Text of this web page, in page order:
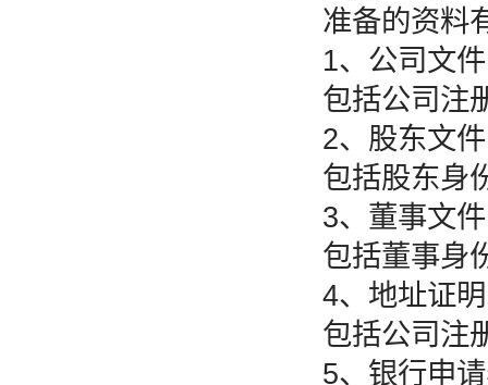
准备的资料
1、公司文
包括公司注
2、股东文
包括股东身
3、董事文
包括董事身
4、地址证
包括公司注
5、银行申